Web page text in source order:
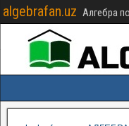
algebrafan.uz Алгебра